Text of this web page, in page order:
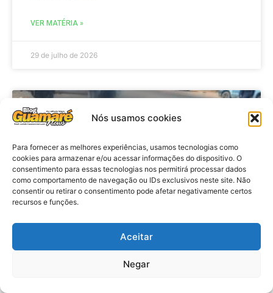
Nós usamos cookies
Para fornecer as melhores experiências, usamos tecnologias como
cookies para armazenar e/ou acessar informações do dispositivo. O
consentimento para essas tecnologias nos permitirá processar dados
como comportamento de navegação ou IDs exclusivos neste site. Não
consentir ou retirar o consentimento pode afetar negativamente certos
recursos e funções.
Aceitar
Negar
VER MATÉRIA »
29 de julho de 2026
Acidente: A caminho do trabalho
professora se envolve em